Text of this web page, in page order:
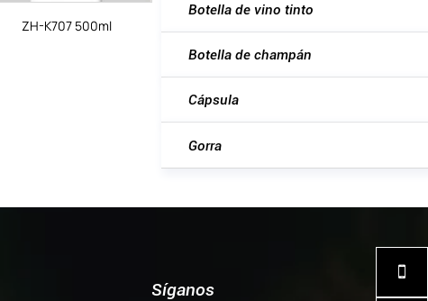
ZH-K707 500ml
Botella de vino tinto
Botella de champán
Cápsula
Gorra
Síganos
